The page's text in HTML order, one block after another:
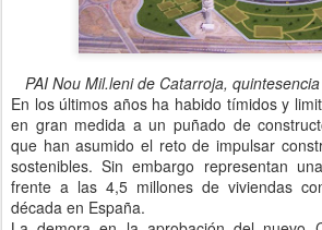
PAI Nou Mil.leni de Catarroja,
En los últimos años ha habido tímidos y
en gran medida a un puñado de
que han asumido el reto de impulsar
sostenibles. Sin embargo representan
frente a las 4,5 millones de viviendas
década en España.